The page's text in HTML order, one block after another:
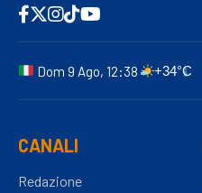
Dom 9 Ago, 12:38 +34°C
CANALI
Redazione